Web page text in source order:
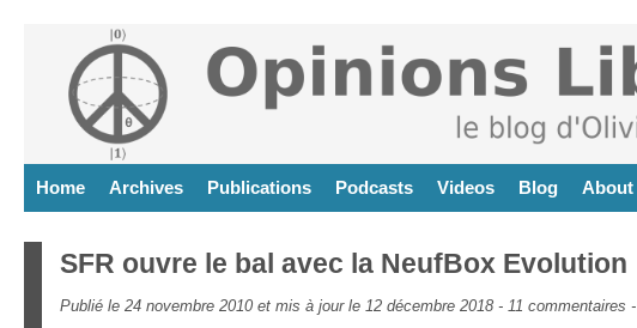
Home Archives Publications Podcasts Videos Blog About
SFR ouvre le bal avec la NeufBox Evolution
Publié le 24 novembre 2010 et mis à jour le 12 décembre 2018 - 11 commentaires -